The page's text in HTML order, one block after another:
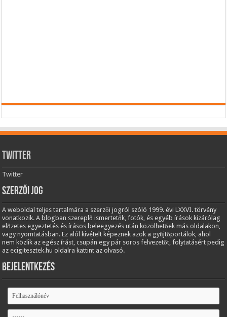
Twitter
Twitter
Szerzői jog
A weboldal teljes tartalmára a szerzői jogról szóló 1999. évi LXXVI. törvény
vonatkozik. A blogban szereplő ismertetők, fotók, és egyéb írások kizárólag
előzetes egyeztetés és írásos beleegyezés után közölhetőek más oldalakon,
vagy nyomtatásban. Ez alól kivételt képeznek azok a gyűjtőportálok, ahol
nem közlik az egész írást, csupán egy pár soros felvezetőt, folytatásért pedig
az ecigitesztek.hu oldalra kattint az olvasó.
Bejelentkezés